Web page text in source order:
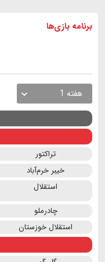
برنامه بازی ها
هفته 1
تراکتور
خیبر خرم‌آباد
استقلال
چادرملو
استقلال خوزستان